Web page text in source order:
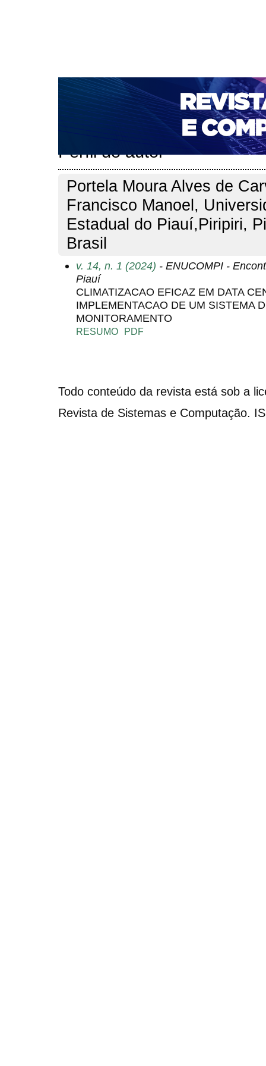
CAPA SOBRE ACESSO CADASTRO
NOTÍCIAS
PORTAL DE REVISTAS DA UNIFACS
PARA AVALIADORES
NOVA SUBMISSÃO
Perfil do autor
Portela Moura Alves de
Francisco Manoel,
Estadual do Piauí,Piripiri,
Brasil
v. 14, n. 1 (2024) - ENUCOMPI -
Piauí
CLIMATIZACAO EFICAZ EM DATA
IMPLEMENTACAO DE UM SISTEMA
MONITORAMENTO
RESUMO PDF
Todo conteúdo da revista está sob a
Revista de Sistemas e Computação.